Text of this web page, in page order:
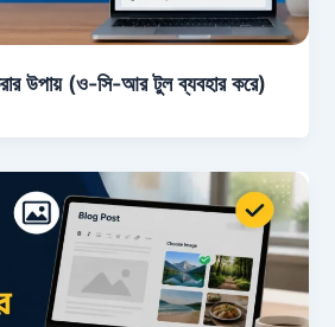
উপায় (ও-সি-আর টুল ব্যবহার করে)